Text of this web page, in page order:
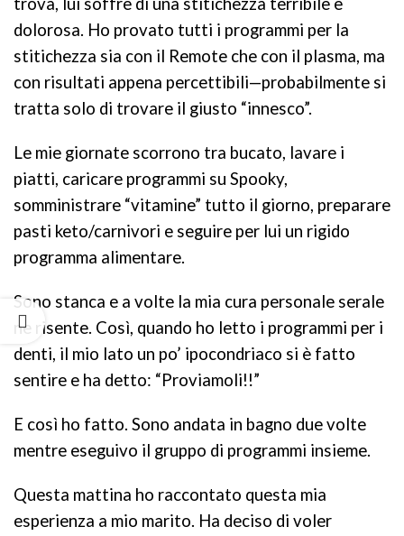
dolorosa. Ho provato tutti i programmi per la
stitichezza sia con il Remote che con il plasma, ma
con risultati appena percettibili—probabilmente si
tratta solo di trovare il giusto “innesco”.
Le mie giornate scorrono tra bucato, lavare i
piatti, caricare programmi su Spooky,
somministrare “vitamine” tutto il giorno, preparare
pasti keto/carnivori e seguire per lui un rigido
programma alimentare.
Sono stanca e a volte la mia cura personale serale
ne risente. Così, quando ho letto i programmi per i
denti, il mio lato un po’ ipocondriaco si è fatto
sentire e ha detto: “Proviamoli!!”
E così ho fatto. Sono andata in bagno due volte
mentre eseguivo il gruppo di programmi insieme.
Questa mattina ho raccontato questa mia
esperienza a mio marito. Ha deciso di voler